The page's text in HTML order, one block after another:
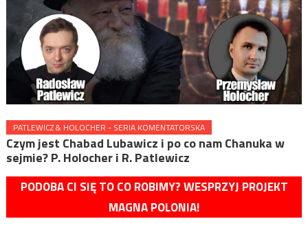
PATLEWICZ & HOLOCHER - SERIA KOMENTATORSKA
Czym jest Chabad Lubawicz i po co nam Chanuka w
sejmie? P. Holocher i R. Patlewicz
PODOBA CI SIĘ TO CO ROBIMY? WESPRZYJ PROJEKT
MAGNA POLONIA!